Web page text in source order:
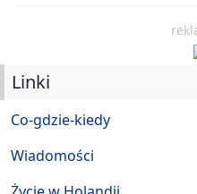
Linki
Co-gdzie-kiedy
Wiadomości